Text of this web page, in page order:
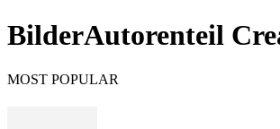
BilderAutorenteil
MOST POPULAR